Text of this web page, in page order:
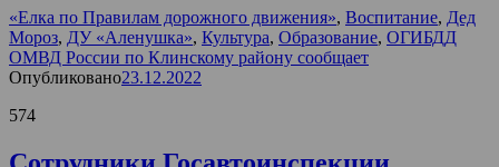
«Елка по Правилам дорожного движения», Воспитание, Дед
Мороз, ДУ «Аленушка», Культура, Образование, ОГИБДД
ОМВД России по Клинскому району сообщает
Опубликовано23.12.2022
574